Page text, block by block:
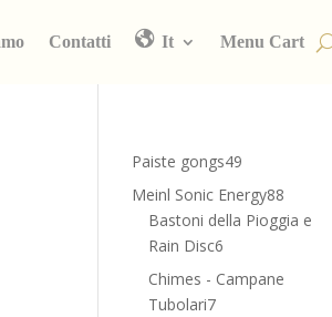
Contatti It Menu Cart
Paiste gongs49
prodotti
Meinl Sonic Energy88
prodotti
Bastoni della Pioggia e
Rain Disc6
prodotti
Chimes - Campane
Tubolari77